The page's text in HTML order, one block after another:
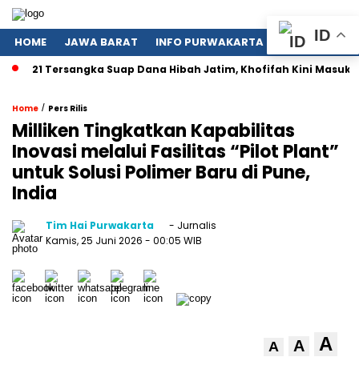
HOME JAWA BARAT INFO PURWAKARTA POLITIK
21 Tersangka Suap Dana Hibah Jatim, Khofifah Kini Masuk
Home / Pers Rilis
Milliken Tingkatkan Kapabilitas
Inovasi melalui Fasilitas “Pilot Plant”
untuk Solusi Polimer Baru di Pune,
India
Tim Hai Purwakarta
- Jurnalis
Kamis, 25 Juni 2026 - 00:05 WIB
A A A
ID